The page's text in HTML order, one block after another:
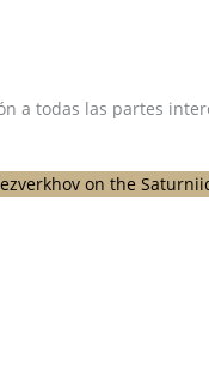
a todas las partes